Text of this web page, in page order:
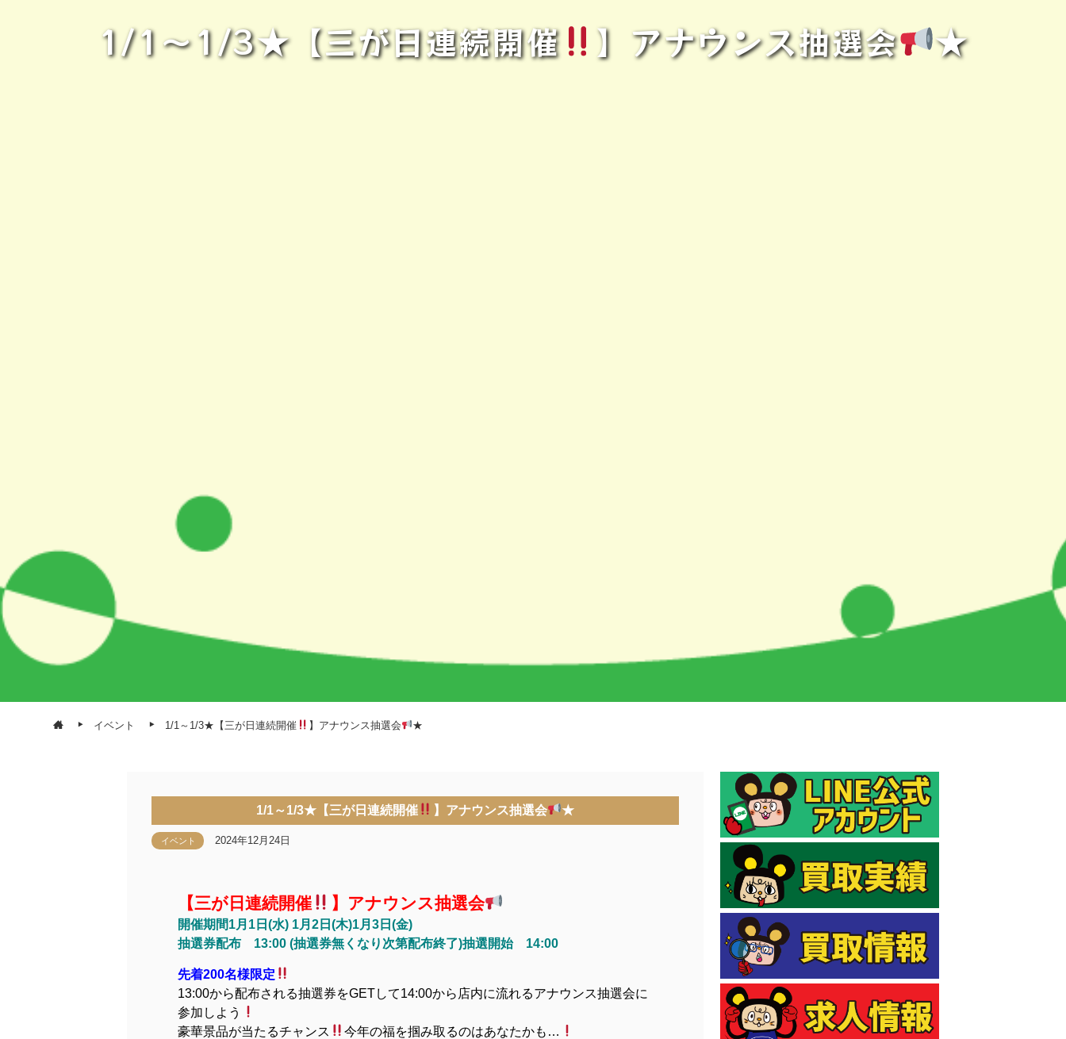
1/1～1/3★【三が日連続開催 】アナウンス抽選会 ★
イベント 1/1～1/3★【三が日連続開催 】アナウンス抽選会 ★
1/1～1/3★【三が日連続開催 】アナウンス抽選会 ★
イベント 2024年12月24日
【三が日連続開催 】アナウンス抽選会
開催期間1月1日(水) 1月2日(木)1月3日(金)
抽選券配布 13:00 (抽選券無くなり次第配布終了)抽選開始 14:00
先着200名様限定
13:00から配布される抽選券をGETして14:00から店内に流れるアナウンス抽選会に
参加しよう
豪華景品が当たるチャンス
今年の福を掴み取るのはあなたかも…